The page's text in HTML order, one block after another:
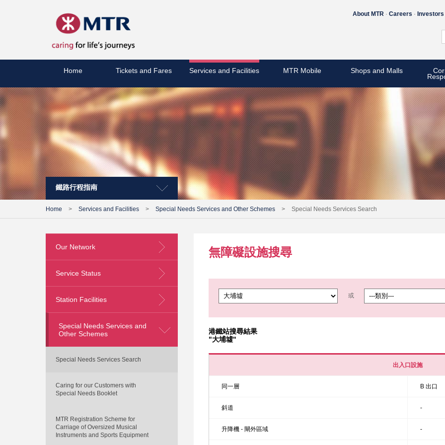
About MTR Careers Investors
Home Tickets and Fares Services and Facilities MTR Mobile Shops and Malls
鐵路行程指南
Home > Services and Facilities > Special Needs Services and Other Schemes > Special Needs Services Search
Our Network
Service Status
Station Facilities
Special Needs Services and
Other Schemes
Special Needs Services Search
Caring for our Customers with
Special Needs Booklet
MTR Registration Scheme for
Carriage of Oversized Musical
Instruments and Sports Equipment
無障礙設施搜尋
或
港鐵站搜尋結果
"大埔墟"
出入口設施
同一層 B 出口
斜道 -
升降機 - 閘外區域 -